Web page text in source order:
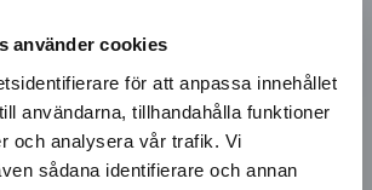
använder cookies
för att anpassa innehållet
användarna, tillhandahålla funktioner
och analysera vår trafik. Vi
sådana identifierare och annan